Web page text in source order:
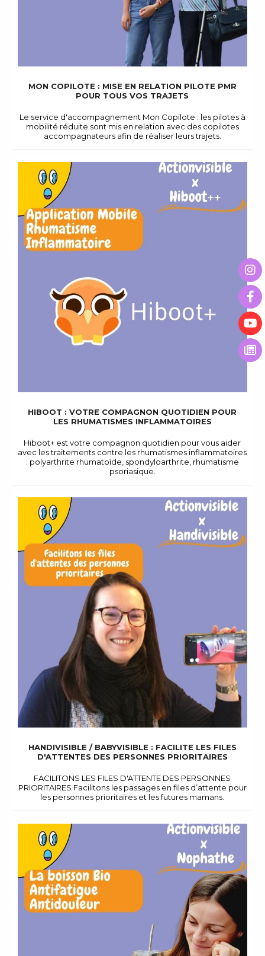
MON COPILOTE : MISE EN RELATION PILOTE PMR
POUR TOUS VOS TRAJETS
Le service d'accompagnement Mon Copilote : les pilotes à
mobilité réduite sont mis en relation avec des copilotes
accompagnateurs afin de réaliser leurs trajets.
HIBOOT : VOTRE COMPAGNON QUOTIDIEN POUR
LES RHUMATISMES INFLAMMATOIRES
Hiboot+ est votre compagnon quotidien pour vous aider
avec les traitements contre les rhumatismes inflammatoires
: polyarthrite rhumatoïde, spondyloarthrite, rhumatisme
psoriasique.
HANDIVISIBLE / BABYVISIBLE : FACILITE LES FILES
D'ATTENTES DES PERSONNES PRIORITAIRES
FACILITONS LES FILES D'ATTENTE DES PERSONNES
PRIORITAIRES Facilitons les passages en files d’attente pour
les personnes prioritaires et les futures mamans.